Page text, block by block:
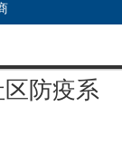
防疫系